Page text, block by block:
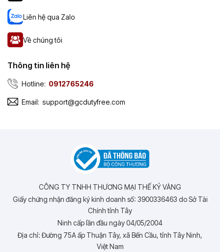
Liên hệ qua Zalo
Về chúng tôi
Thông tin liên hệ
Hotline: 0912765246
Email: support@gcdutyfree.com
CÔNG TY TNHH THƯƠNG MẠI THẾ KỶ VÀNG
Giấy chứng nhận đăng ký kinh doanh số: 3900336463 do Sở Tài
Chính tỉnh Tây
Ninh cấp lần đầu ngày 04/05/2004
Địa chỉ: Đường 75A ấp Thuận Tây, xã Bến Cầu, tỉnh Tây Ninh,
Việt Nam